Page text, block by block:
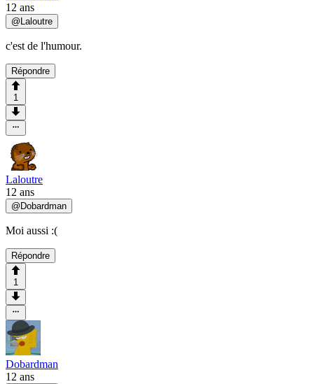
12 ans
@ Laloutre
c'est de l'humour.
Répondre
1
Laloutre
12 ans
@ Dobardman
Moi aussi :(
Répondre
1
Dobardman
12 ans